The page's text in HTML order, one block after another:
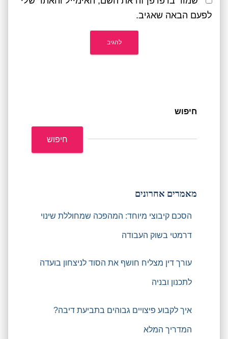
לפעם הבאה שאגיב.
חיפוש
חיפוש
מאמרים אחרונים
הסכם קיבוצי מיוחד: המהפכה שמחוללת שינוי
דרמטי בשוק העבודה
עורך דין מצליח חושף את הסוד לניצחון בועדה
לתכנון ובניה
איך לקבוע פיצויים גבוהים בתביעת דיבה?
המדריך המלא